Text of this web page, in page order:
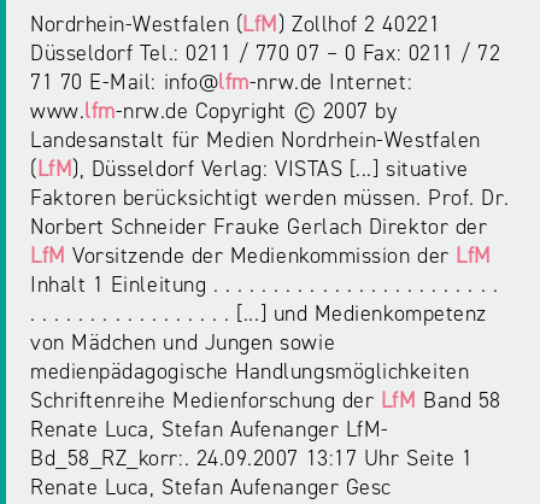
Nordrhein-Westfalen (LfM) Zollhof 2 40221
Düsseldorf Tel.: 0211 / 770 07 – 0 Fax: 0211 / 72
71 70 E-Mail: info@lfm-nrw.de Internet:
www.lfm-nrw.de Copyright © 2007 by
Landesanstalt für Medien Nordrhein-Westfalen
(LfM), Düsseldorf Verlag: VISTAS [...] situative
Faktoren berücksichtigt werden müssen. Prof. Dr.
Norbert Schneider Frauke Gerlach Direktor der
LfM Vorsitzende der Medienkommission der LfM
Inhalt 1 Einleitung . . . . . . . . . . . . . . . . . . . . . . . .
. . . . . . . . . . . . . . . . . [...] und Medienkompetenz
von Mädchen und Jungen sowie
medienpädagogische Handlungsmöglichkeiten
Schriftenreihe Medienforschung der LfM Band 58
Renate Luca, Stefan Aufenanger LfM-
Bd_58_RZ_korr:. 24.09.2007 13:17 Uhr Seite 1
Renate Luca, Stefan Aufenanger Gesc